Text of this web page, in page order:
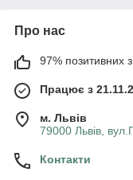
Про нас
97% позитивних з
Працює з
м. Львів
79000 Львів,
Контакти